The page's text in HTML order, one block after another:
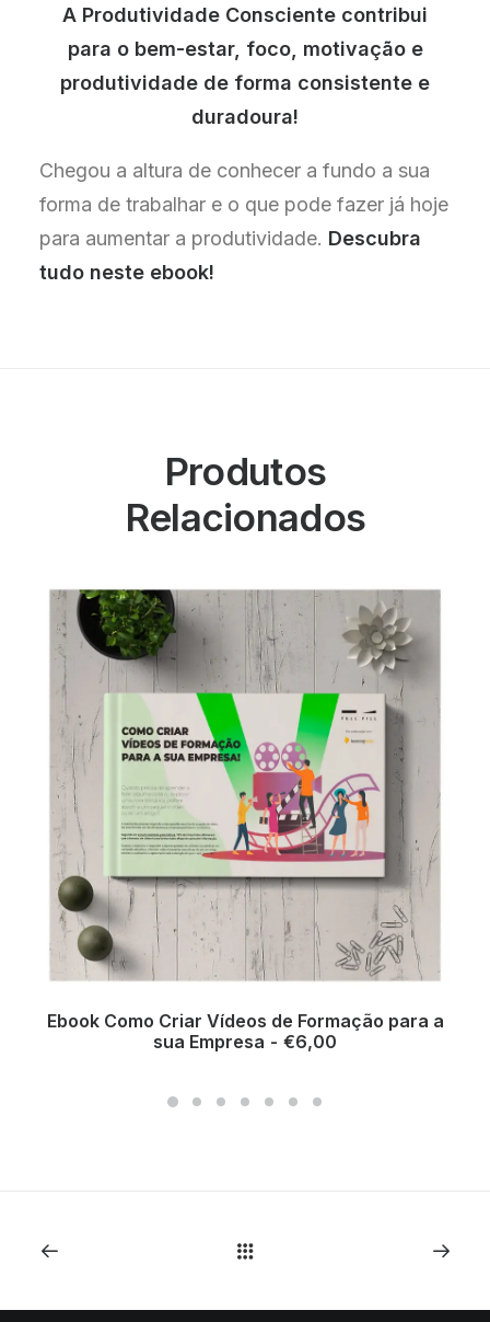
A Produtividade Consciente contribui
para o bem-estar, foco, motivação e
produtividade de forma consistente e
duradoura!
Chegou a altura de conhecer a fundo a sua
forma de trabalhar e o que pode fazer já hoje
para aumentar a produtividade. Descubra
tudo neste ebook!
Produtos
Relacionados
ADICIONAR
Ebook Como Criar Vídeos de Formação para a
sua Empresa
€6,00